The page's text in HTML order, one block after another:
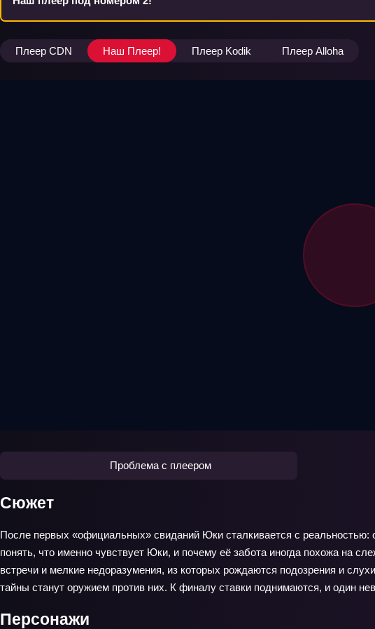
Плеер CDN Наш Плеер! Плеер Kodik Плеер Alloha
Проблема с плеером
Сюжет
После первых «официальных» свиданий Юки сталкивается с
понять, что именно чувствует Юки, и почему её забота иногда похожа на
встречи и мелкие недоразумения, из которых рождаются подозрения и
тайны станут оружием против них. К финалу ставки поднимаются, и один
Персонажи